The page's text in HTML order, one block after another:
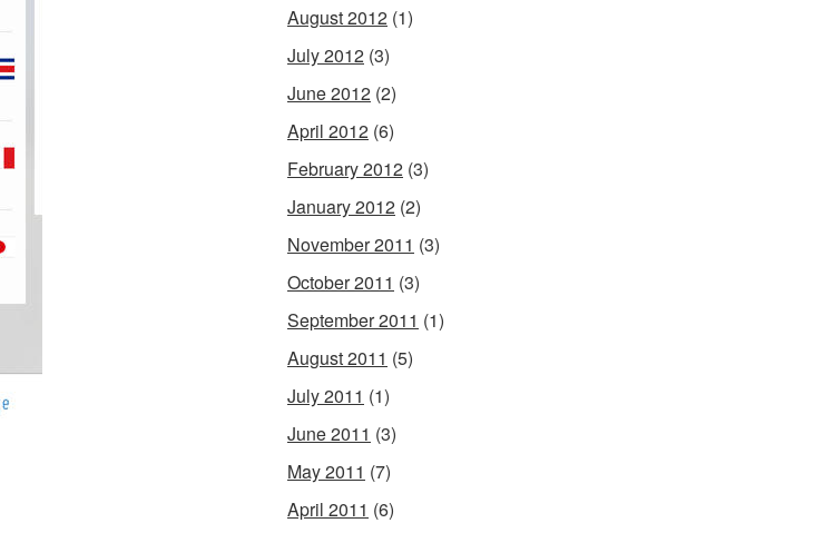
August 2012 (1)
July 2012 (3)
June 2012 (2)
April 2012 (6)
February 2012 (3)
January 2012 (2)
November 2011 (3)
October 2011 (3)
September 2011 (1)
August 2011 (5)
July 2011 (1)
June 2011 (3)
May 2011 (7)
April 2011 (6)